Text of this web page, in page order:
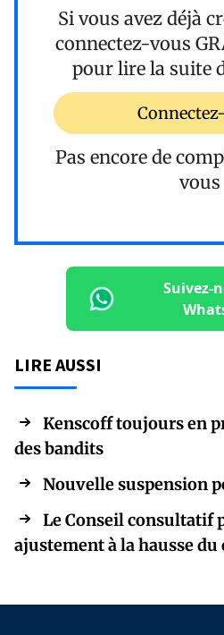
Si vous avez déjà
connectez-vous
pour lire la suite
Pas encore de
vous
Suivez-
LIRE AUSSI
Kenscoff toujours en
des bandits
Nouvelle suspension
Le Conseil consultatif
ajustement à la hausse